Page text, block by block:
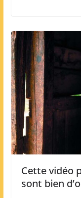
Cette vidéo
sont bien